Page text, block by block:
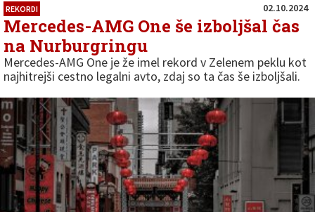
REKORDI 02.10.2024
Mercedes-AMG One še izboljšal čas
na Nurburgringu
Mercedes-AMG One je že imel rekord v Zelenem peklu kot
najhitrejši cestno legalni avto, zdaj so ta čas še izboljšali.